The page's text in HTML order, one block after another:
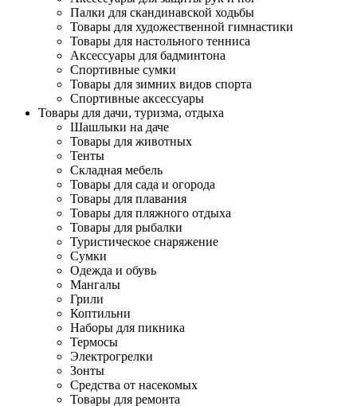
Палки для скандинавской ходьбы
Товары для художественной гимнастики
Товары для настольного тенниса
Аксессуары для бадминтона
Спортивные сумки
Товары для зимних видов спорта
Спортивные аксессуары
Товары для дачи, туризма, отдыха
Шашлыки на даче
Товары для животных
Тенты
Складная мебель
Товары для сада и огорода
Товары для плавания
Товары для пляжного отдыха
Товары для рыбалки
Туристическое снаряжение
Сумки
Одежда и обувь
Мангалы
Грили
Коптильни
Наборы для пикника
Термосы
Электрогрелки
Зонты
Средства от насекомых
Товары для ремонта